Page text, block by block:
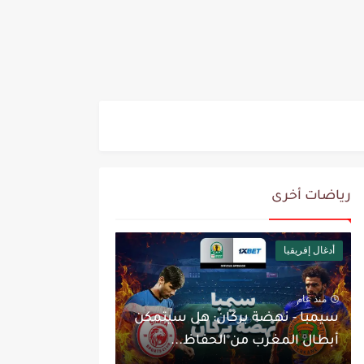
رياضات أخرى
أدغال إفريقيا
منذ عام
سيمبا - نهضة بركان: هل سيتمكن
أبطال المغرب من الحفاظ...